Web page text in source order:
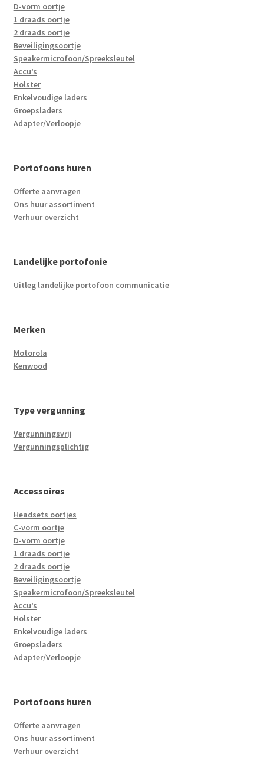
D-vorm oortje
1 draads oortje
2 draads oortje
Beveiligingsoortje
Speakermicrofoon/Spreeksleutel
Accu’s
Holster
Enkelvoudige laders
Groepsladers
Adapter/Verloopje
Portofoons huren
Offerte aanvragen
Ons huur assortiment
Verhuur overzicht
Landelijke portofonie
Uitleg landelijke portofoon communicatie
Merken
Motorola
Kenwood
Type vergunning
Vergunningsvrij
Vergunningsplichtig
Accessoires
Headsets oortjes
C-vorm oortje
D-vorm oortje
1 draads oortje
2 draads oortje
Beveiligingsoortje
Speakermicrofoon/Spreeksleutel
Accu’s
Holster
Enkelvoudige laders
Groepsladers
Adapter/Verloopje
Portofoons huren
Offerte aanvragen
Ons huur assortiment
Verhuur overzicht